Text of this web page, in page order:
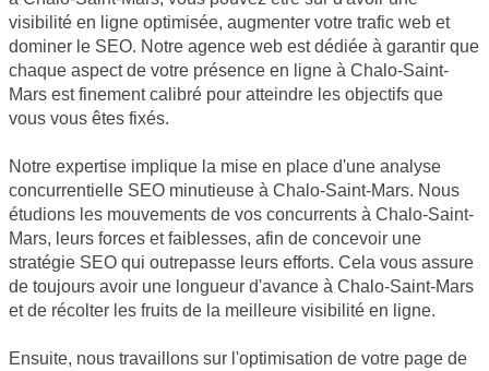
visibilité en ligne optimisée, augmenter votre trafic web et
dominer le SEO. Notre agence web est dédiée à garantir que
chaque aspect de votre présence en ligne à Chalo-Saint-
Mars est finement calibré pour atteindre les objectifs que
vous vous êtes fixés.
Notre expertise implique la mise en place d'une analyse
concurrentielle SEO minutieuse à Chalo-Saint-Mars. Nous
étudions les mouvements de vos concurrents à Chalo-Saint-
Mars, leurs forces et faiblesses, afin de concevoir une
stratégie SEO qui outrepasse leurs efforts. Cela vous assure
de toujours avoir une longueur d'avance à Chalo-Saint-Mars
et de récolter les fruits de la meilleure visibilité en ligne.
Ensuite, nous travaillons sur l'optimisation de votre page de